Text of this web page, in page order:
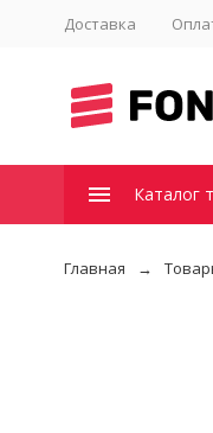
Доставка
Каталог
Главная